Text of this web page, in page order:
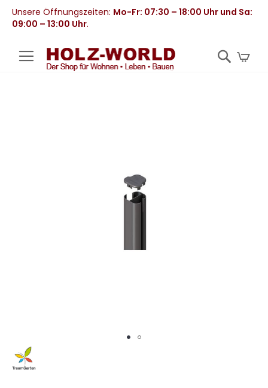
Unsere Öffnungszeiten: Mo-Fr: 07:30 – 18:00 Uhr und Sa:
09:00 – 13:00 Uhr.
Zum
Anfang